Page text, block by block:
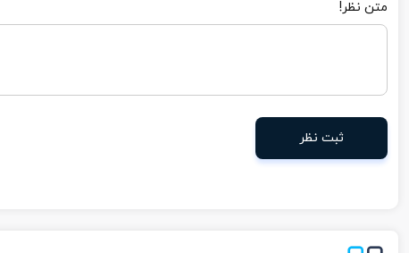
متن نظر!
ثبت نظر